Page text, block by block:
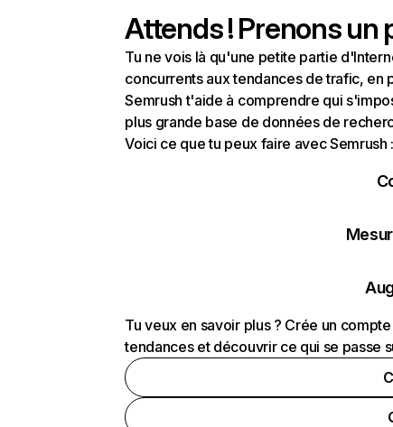
Attends ! Prenons un
Tu ne vois là qu'une petite partie
concurrents aux tendances de trafic, en
Semrush t'aide à comprendre qui
plus grande base de données de
Voici ce que tu peux faire avec Semrush
Tu veux en savoir plus ? Crée un
tendances et découvrir ce qui se passe